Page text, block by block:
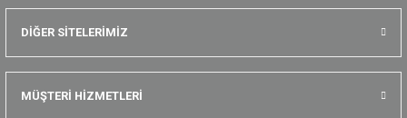
DİĞER SİTELERİMİZ
MÜŞTERİ HİZMETLERİ